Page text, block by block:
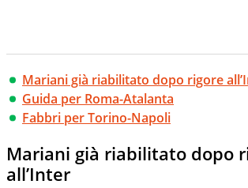
Mariani già riabilitato dopo rigore
Guida per Roma-Atalanta
Fabbri per Torino-Napoli
Mariani già riabilitato dopo
all’Inter